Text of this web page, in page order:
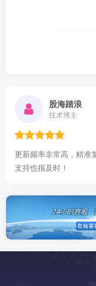
股海踏浪
技术博主
更新频率非常高，精准
支持也很及时！